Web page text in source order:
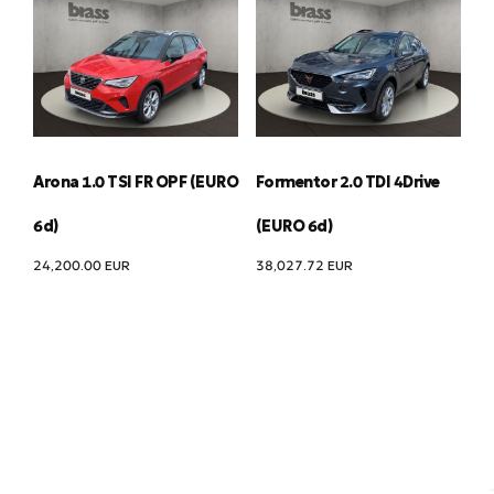
Arona 1.0 TSI FR OPF (EURO
6d)
24,200.00 EUR
Formentor 2.0 TDI 4Drive
(EURO 6d)
38,027.72 EUR